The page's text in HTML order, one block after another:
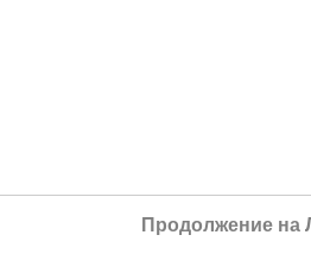
Продолжение на